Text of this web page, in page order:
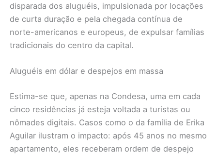
disparada dos aluguéis, impulsionada por locações
de curta duração e pela chegada contínua de
norte-americanos e europeus, de expulsar famílias
tradicionais do centro da capital.
Aluguéis em dólar e despejos em massa
Estima-se que, apenas na Condesa, uma em cada
cinco residências já esteja voltada a turistas ou
nômades digitais. Casos como o da família de Erika
Aguilar ilustram o impacto: após 45 anos no mesmo
apartamento, eles receberam ordem de despejo